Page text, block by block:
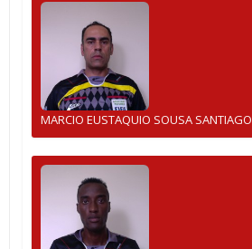
MARCIO EUSTAQUIO SOUSA SANTIAGO